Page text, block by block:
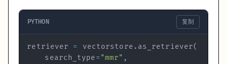
PYTHON 复制
retriever = vectorstore . as_retriever(
    search_type
= "mmr" ,